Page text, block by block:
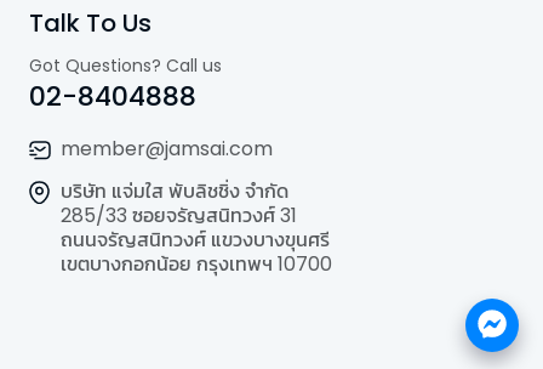
Talk To Us
Got Questions? Call us
02-8404888
member@jamsai.com
บริษัท แจ่มใส พับลิชชิ่ง จำกัด
285/33 ซอยจรัญสนิทวงศ์ 31
ถนนจรัญสนิทวงศ์ แขวงบางขุนศรี
เขตบางกอกน้อย กรุงเทพฯ 10700